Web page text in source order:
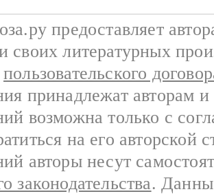
предоставляет
своих литературных
пользовательского
принадлежат авторам
возможна только с
на его авторской
авторы несут
законодательства.